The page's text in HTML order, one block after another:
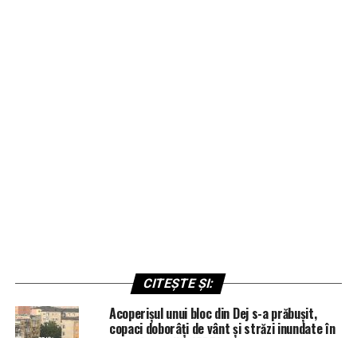
CITEȘTE ȘI:
Acoperișul unui bloc din Dej s-a prăbușit,
copaci doborâți de vânt și străzi inundate în